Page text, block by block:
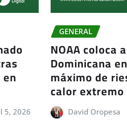
5, 2026
GENERAL
NOAA coloca
Dominicana
máximo de
calor extremo
David Oropesa